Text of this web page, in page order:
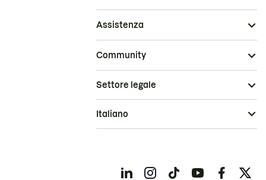
Assistenza
Community
Settore legale
Italiano